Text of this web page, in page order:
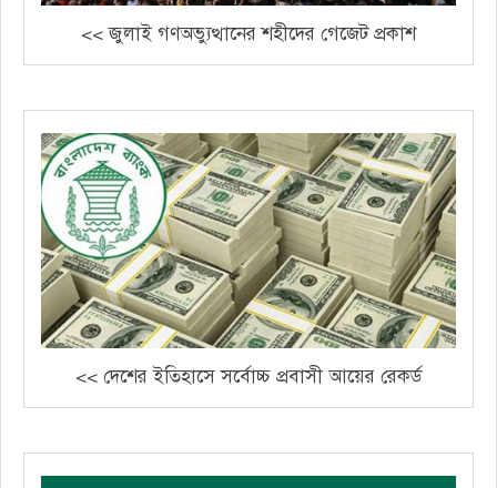
<< জুলাই গণঅভ্যুত্থানের শহীদের গেজেট প্রকাশ
<< দেশের ইতিহাসে সর্বোচ্চ প্রবাসী আয়ের রেকর্ড